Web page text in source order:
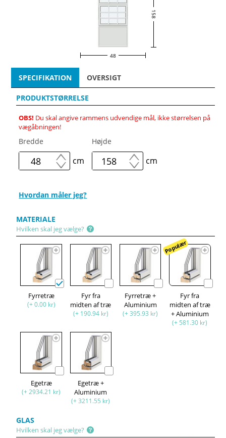
158
48
SPECIFIKATION OVERSIGT
PRODUKTSTØRRELSE
OBS! Du skal angive rammens udvendige mål, ikke størrelsen på
vægåbningen!
Bredde
cm
Højde
cm
Hvordan måler jeg?
MATERIALE
Hvilken skal jeg vælge?
Fyrretræ
(+ 0.00 kr)
Fyr fra
midten af træ
(+ 190.94 kr)
Fyrretræ +
Aluminium
(+ 395.93 kr)
Populær
Fyr fra
midten af træ
+ Aluminium
(+ 581.30 kr)
Egetræ
(+ 2934.21 kr)
Egetræ +
Aluminium
(+ 3211.55 kr)
GLAS
Hvilken skal jeg vælge?